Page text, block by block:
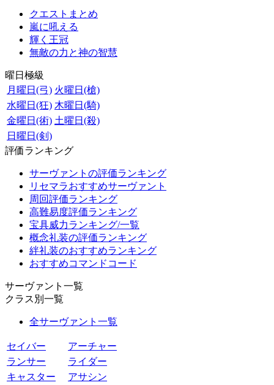
クエストまとめ
嵐に吼える
輝く王冠
無敵の力と神の智慧
曜日極級
月曜日(弓) 火曜日(槍)
水曜日(狂) 木曜日(騎)
金曜日(術) 土曜日(殺)
日曜日(剣)
評価ランキング
サーヴァントの評価ランキング
リセマラおすすめサーヴァント
周回評価ランキング
高難易度評価ランキング
宝具威力ランキング/一覧
概念礼装の評価ランキング
絆礼装のおすすめランキング
おすすめコマンドコード
サーヴァント一覧
クラス別一覧
全サーヴァント一覧
セイバー
アーチャー
ランサー
ライダー
キャスター
アサシン